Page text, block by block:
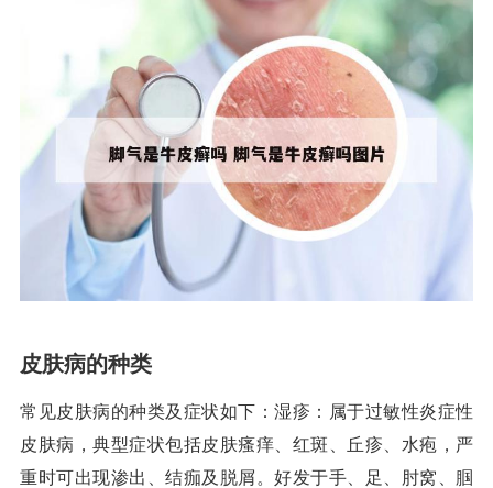
皮肤病的种类
常见皮肤病的种类及症状如下：湿疹：属于过敏性炎症性
皮肤病，典型症状包括皮肤瘙痒、红斑、丘疹、水疱，严
重时可出现渗出、结痂及脱屑。好发于手、足、肘窝、腘